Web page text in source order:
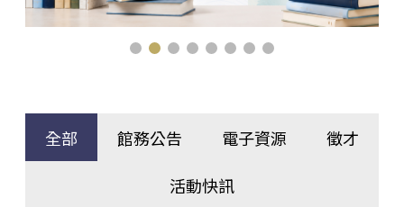
全部 館務公告 電子資源 徵才
活動快訊